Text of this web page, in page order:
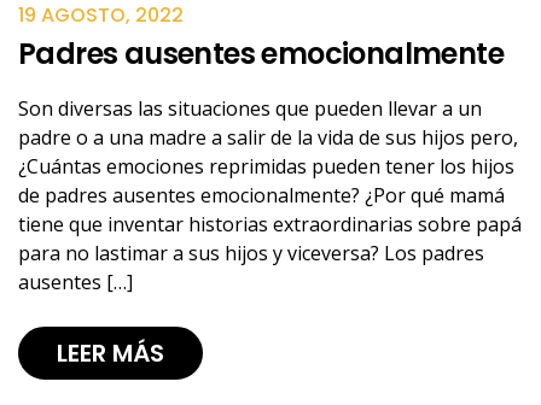
19 AGOSTO, 2022
Padres ausentes emocionalmente
Son diversas las situaciones que pueden llevar a un
padre o a una madre a salir de la vida de sus hijos pero,
¿Cuántas emociones reprimidas pueden tener los hijos
de padres ausentes emocionalmente? ¿Por qué mamá
tiene que inventar historias extraordinarias sobre papá
para no lastimar a sus hijos y viceversa? Los padres
ausentes […]
LEER MÁS